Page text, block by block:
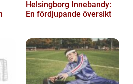
Helsingborg Innebandy:
En fördjupande översikt